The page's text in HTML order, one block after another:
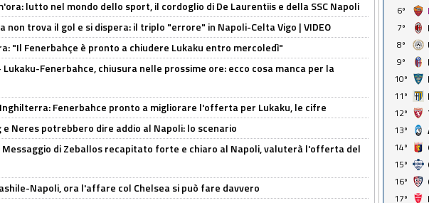
lutto nel mondo dello sport, il cordoglio di De Laurentiis e della SSC Napoli
non trova il gol e si dispera: il triplo "errore" in Napoli-Celta Vigo | VIDEO
"Il Fenerbahçe è pronto a chiudere Lukaku entro mercoledì"
Lukaku-Fenerbahce, chiusura nelle prossime ore: ecco cosa manca per la
Fenerbahce pronto a migliorare l'offerta per Lukaku, le cifre
e Neres potrebbero dire addio al Napoli: lo scenario
Messaggio di Zeballos recapitato forte e chiaro al Napoli, valuterà l'offerta del
Napoli, ora l'affare col Chelsea si può fare davvero
6º
7º
8º
9º
10º
11º
12º
13º
14º
15º
16º
17º